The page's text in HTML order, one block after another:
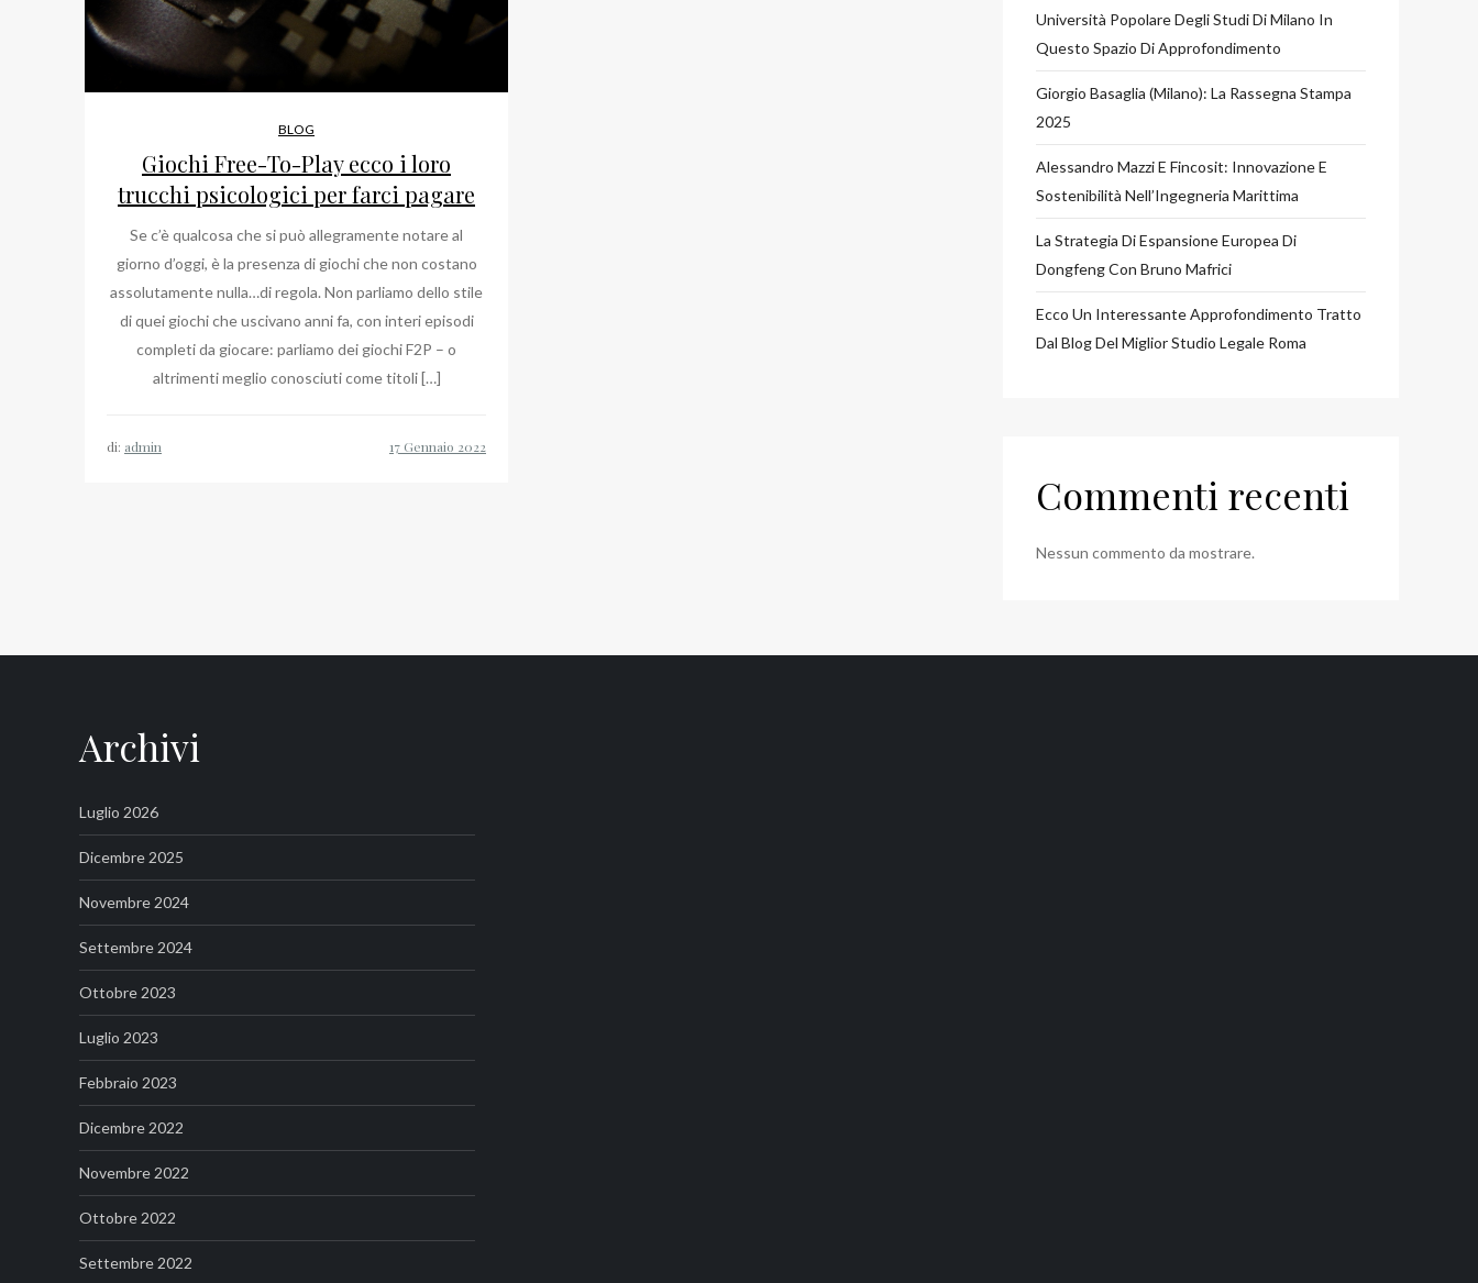
BLOG
Giochi Free-To-Play ecco i loro
trucchi psicologici per farci pagare
Se c’è qualcosa che si può allegramente notare al
giorno d’oggi, è la presenza di giochi che non costano
assolutamente nulla…di regola. Non parliamo dello stile
di quei giochi che uscivano anni fa, con interi episodi
completi da giocare: parliamo dei giochi F2P – o
altrimenti meglio conosciuti come titoli […]
di: admin
Università Popolare Degli Studi Di Milano In
Questo Spazio Di Approfondimento
Giorgio Basaglia (Milano): La Rassegna Stampa
2025
Alessandro Mazzi E Fincosit: Innovazione E
Sostenibilità Nell’Ingegneria Marittima
La Strategia Di Espansione Europea Di
Dongfeng Con Bruno Mafrici
Ecco Un Interessante Approfondimento Tratto
Dal Blog Del Miglior Studio Legale Roma
Commenti recenti
Nessun commento da mostrare.
Archivi
Luglio 2026
Dicembre 2025
Novembre 2024
Settembre 2024
Ottobre 2023
Luglio 2023
Febbraio 2023
Dicembre 2022
Novembre 2022
Ottobre 2022
Settembre 2022